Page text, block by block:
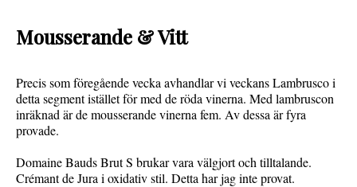
Mousserande & Vitt
Precis som föregående vecka avhandlar vi veckans Lambrusco i
detta segment istället för med de röda vinerna. Med lambruscon
inräknad är de mousserande vinerna fem. Av dessa är fyra
provade.
Domaine Bauds Brut S brukar vara välgjort och tilltalande.
Crémant de Jura i oxidativ stil. Detta har jag inte provat.